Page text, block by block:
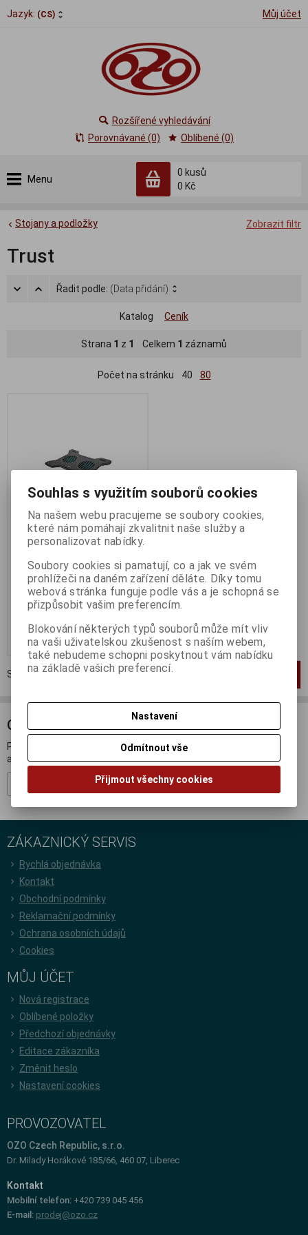
Jazyk: (CS) Můj účet
Menu
0 kusů
0 Kč
Rozšířené vyhledávání
Porovnávané (0)
Oblíbené (0)
Zobrazit filtr
Stojany a podložky
Trust
Řadit podle: (Data přidání)
Katalog Ceník
Strana 1 z 1 Celkem 1 záznamů
Počet na stránku 40 80
TRUST Notebook
CoolingStandXstream Breeze
Termín dodání (dny):4
331 Kč
Koupit
Strana 1z1Celkem1záznamů
ODBĚR NOVINEK
Přihlašte se k odběru novinek a buďte informováni o novinkách,
akcích a soutěžích.
ZÁKAZNICKÝ SERVIS
Rychlá objednávka
Kontakt
Obchodní podmínky
Reklamační podmínky
Ochrana osobních údajů
Cookies
MŮJ ÚČET
Nová registrace
Oblíbené položky
Předchozí objednávky
Editace zákazníka
Změnit heslo
Nastavení cookies
PROVOZOVATEL
OZO Czech Republic, s.r.o.
Dr. Milady Horákové 185/66, 460 07, Liberec
Kontakt
Mobilní telefon: +420 739 045 456
E-mail: prodej@ozo.cz
Souhlas s využitím souborů cookies
Na našem webu pracujeme se soubory cookies,
které nám pomáhají zkvalitnit naše služby a
personalizovat nabídky.
Soubory cookies si pamatují, co a jak ve svém
prohlížeči na daném zařízení děláte. Díky tomu
webová stránka funguje podle vás a je schopná se
přizpůsobit vašim preferencím.
Blokování některých typů souborů může mít vliv
na vaši uživatelskou zkušenost s naším webem,
také nebudeme schopni poskytnout vám nabídku
na základě vašich preferencí.
Nastavení
Odmítnout vše
Přijmout všechny cookies